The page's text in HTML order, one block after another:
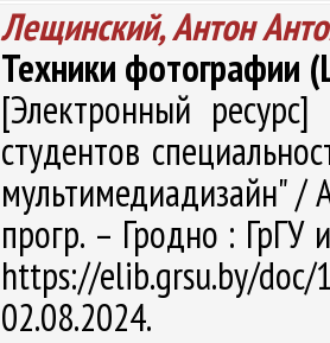
Лещинский, Антон
Техники фотографии
[Электронный
студентов
мультимедиадизайн" /
прогр. – Гродно :
https://elib.grsu.by/
02.08.2024.